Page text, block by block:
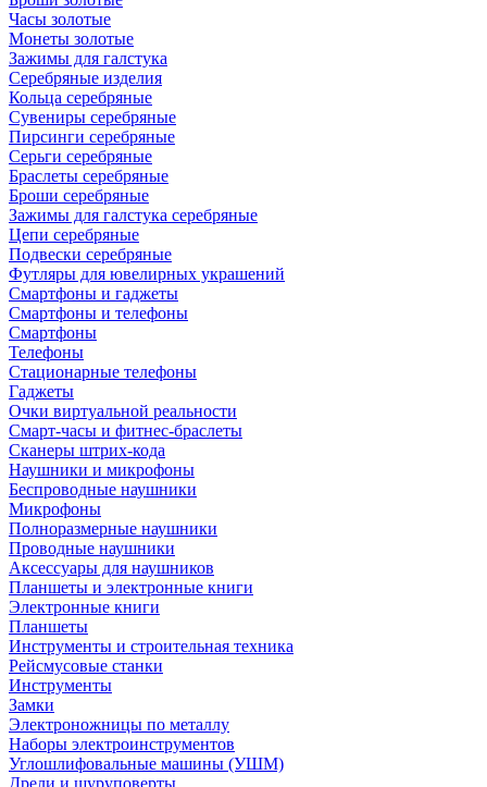
Часы золотые
Монеты золотые
Зажимы для галстука
Серебряные изделия
Кольца серебряные
Сувениры серебряные
Пирсинги серебряные
Серьги серебряные
Браслеты серебряные
Броши серебряные
Зажимы для галстука серебряные
Цепи серебряные
Подвески серебряные
Футляры для ювелирных украшений
Смартфоны и гаджеты
Смартфоны и телефоны
Смартфоны
Телефоны
Стационарные телефоны
Гаджеты
Очки виртуальной реальности
Смарт-часы и фитнес-браслеты
Сканеры штрих-кода
Наушники и микрофоны
Беспроводные наушники
Микрофоны
Полноразмерные наушники
Проводные наушники
Аксессуары для наушников
Планшеты и электронные книги
Электронные книги
Планшеты
Инструменты и строительная техника
Рейсмусовые станки
Инструменты
Замки
Электроножницы по металлу
Наборы электроинструментов
Углошлифовальные машины (УШМ)
Дрели и шуруповерты